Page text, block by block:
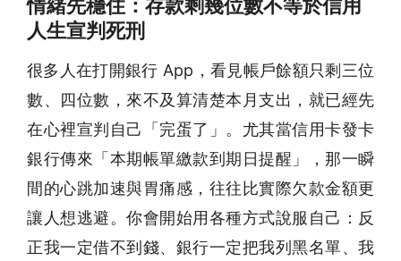
情緒先穩住：存款剩幾位數不等於信用
人生宣判死刑
很多人在打開銀行 App，看見帳戶餘額只剩三位
數、四位數，來不及算清楚本月支出，就已經先
在心裡宣判自己「完蛋了」。尤其當信用卡發卡
銀行傳來「本期帳單繳款到期日提醒」，那一瞬
間的心跳加速與胃痛感，往往比實際欠款金額更
讓人想逃避。你會開始用各種方式說服自己：反
正我一定借不到錢、銀行一定把我列黑名單、我